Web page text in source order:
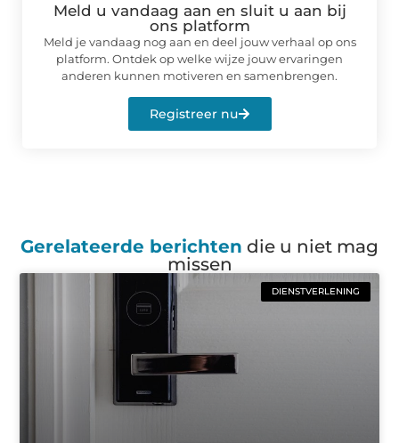
Meld u vandaag aan en sluit u aan bij
ons platform
Meld je vandaag nog aan en deel jouw verhaal op ons
platform. Ontdek op welke wijze jouw ervaringen
anderen kunnen motiveren en samenbrengen.
Registreer nu
Gerelateerde berichten die u niet mag
missen
DIENSTVERLENING